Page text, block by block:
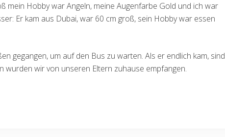
mein Hobby war Angeln, meine Augenfarbe Gold und ich war
Er kam aus Dubai, war 60 cm groß, sein Hobby war essen
gegangen, um auf den Bus zu warten. Als er endlich kam, sind
wurden wir von unseren Eltern zuhause empfangen.